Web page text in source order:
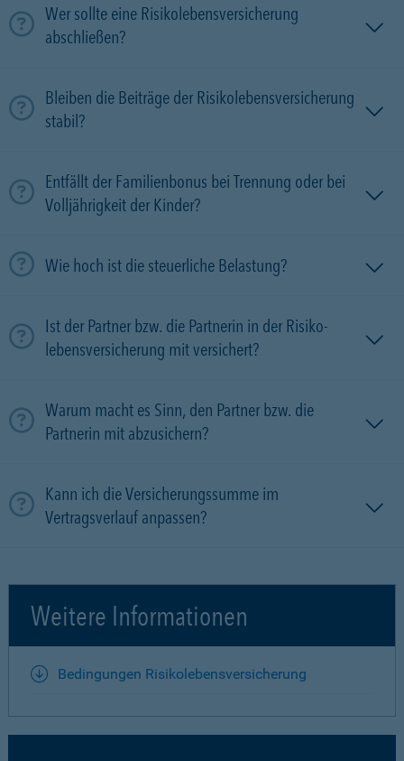
Wer sollte eine Risikolebensversicherung
abschließen?
Bleiben die Beiträge der Risikolebensversicherung
stabil?
Entfällt der Familienbonus bei Trennung oder bei
Volljährigkeit der Kinder?
Wie hoch ist die steuerliche Belastung?
Ist der Partner bzw. die Partnerin in der Risiko­
lebens­versicherung mit versichert?
Warum macht es Sinn, den Partner bzw. die
Partnerin mit ab­zu­sichern?
Kann ich die Versicherungssumme im
Vertragsverlauf anpassen?
Weitere Informationen
Bedingungen Risikolebensversicherung